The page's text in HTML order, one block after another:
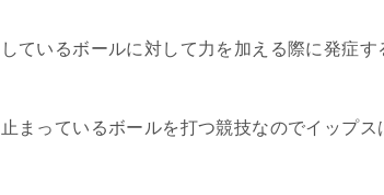
ているボールに対して力を加える際に発症す
まっているボールを打つ競技なのでイップス